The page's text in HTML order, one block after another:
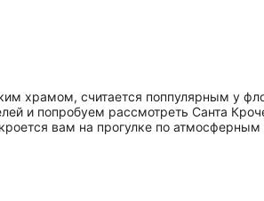
храмом, считается поппулярным у
и попробуем рассмотреть Санта
вам на прогулке по атмосферным